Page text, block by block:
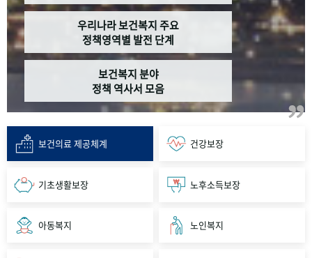
우리나라 보건복지 주요
정책영역별 발전 단계
보건복지 분야
정책 역사서 모음
보건의료 제공체계 건강보장
기초생활보장 노후소득보장
아동복지 노인복지